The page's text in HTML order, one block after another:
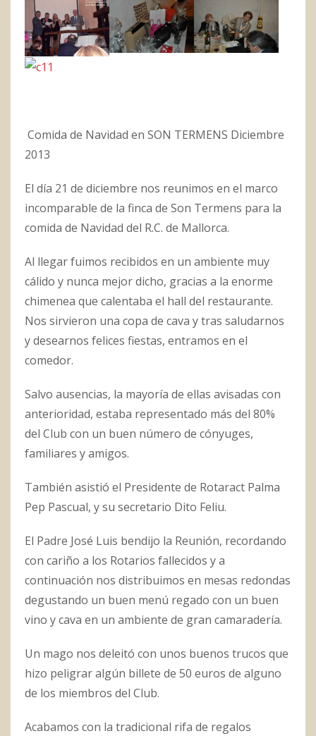
Comida de Navidad en SON TERMENS Diciembre
2013
El día 21 de diciembre nos reunimos en el marco
incomparable de la finca de Son Termens para la
comida de Navidad del R.C. de Mallorca.
Al llegar fuimos recibidos en un ambiente muy
cálido y nunca mejor dicho, gracias a la enorme
chimenea que calentaba el hall del restaurante.
Nos sirvieron una copa de cava y tras saludarnos
y desearnos felices fiestas, entramos en el
comedor.
Salvo ausencias, la mayoría de ellas avisadas con
anterioridad, estaba representado más del 80%
del Club con un buen número de cónyuges,
familiares y amigos.
También asistió el Presidente de Rotaract Palma
Pep Pascual, y su secretario Dito Feliu.
El Padre José Luis bendijo la Reunión, recordando
con cariño a los Rotarios fallecidos y a
continuación nos distribuimos en mesas redondas
degustando un buen menú regado con un buen
vino y cava en un ambiente de gran camaradería.
Un mago nos deleitó con unos buenos trucos que
hizo peligrar algún billete de 50 euros de alguno
de los miembros del Club.
Acabamos con la tradicional rifa de regalos